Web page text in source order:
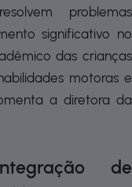
problemas
significativo no
das crianças
motoras e
a diretora da
de